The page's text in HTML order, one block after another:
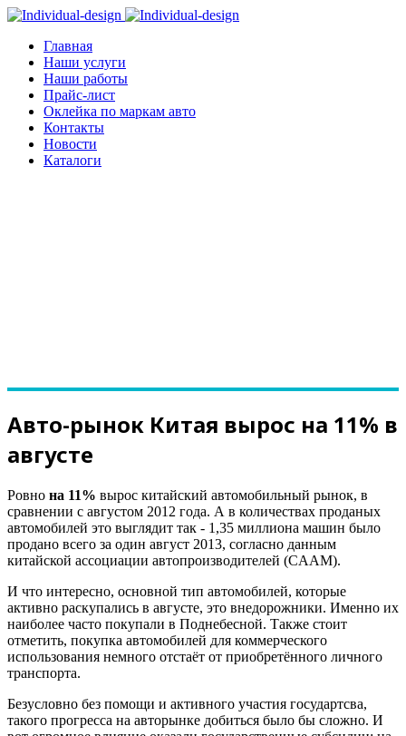
Главная
Наши услуги
Наши работы
Прайс-лист
Оклейка по маркам авто
Контакты
Новости
Каталоги
Авто-рынок Китая вырос на 11% в
августе
Ровно на 11% вырос китайский автомобильный рынок, в
сравнении с августом 2012 года. А в количествах проданых
автомобилей это выглядит так - 1,35 миллиона машин было
продано всего за один август 2013, согласно данным
китайской ассоциации автопроизводителей (CAAM).
И что интересно, основной тип автомобилей, которые
активно раскупались в августе, это внедорожники. Именно их
наиболее часто покупали в Поднебесной. Также стоит
отметить, покупка автомобилей для коммерческого
использования немного отстаёт от приобретённого личного
транспорта.
Безусловно без помощи и активного участия государтсва,
такого прогресса на авторынке добиться было бы сложно. И